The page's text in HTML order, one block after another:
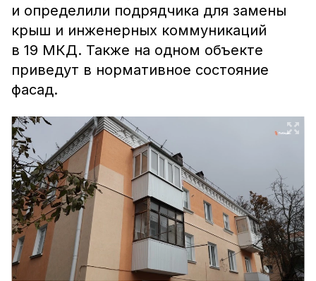
и определили подрядчика для замены
крыш и инженерных коммуникаций
в 19 МКД. Также на одном объекте
приведут в нормативное состояние
фасад.